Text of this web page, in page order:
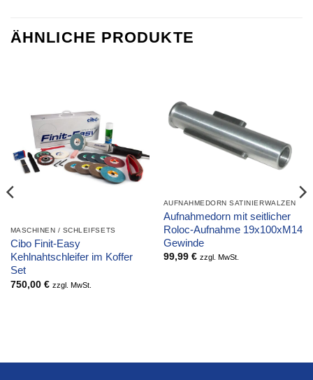
ÄHNLICHE PRODUKTE
MASCHINEN / SCHLEIFSETS
Cibo Finit-Easy
Kehlnahtschleifer im Koffer
Set
750,00 € zzgl. MwSt.
AUFNAHMEDORN SATINIERWALZEN
Aufnahmedorn mit seitlicher
Roloc-Aufnahme 19x100xM14
Gewinde
99,99 € zzgl. MwSt.